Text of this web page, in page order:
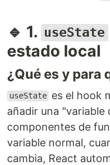
🔹 1. useState
estado local
¿Qué es y para
useState es el hook
añadir una "variable
componentes de
variable normal,
cambia, React